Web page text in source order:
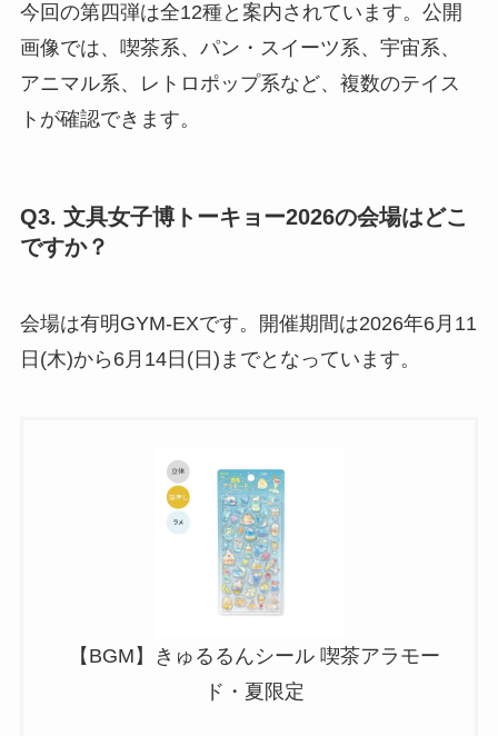
今回の第四弾は全12種と案内されています。公開
画像では、喫茶系、パン・スイーツ系、宇宙系、
アニマル系、レトロポップ系など、複数のテイス
トが確認できます。
Q3. 文具女子博トーキョー2026の会場はどこ
ですか？
会場は有明GYM-EXです。開催期間は2026年6月11
日(木)から6月14日(日)までとなっています。
【BGM】きゅるるんシール 喫茶アラモー
ド・夏限定